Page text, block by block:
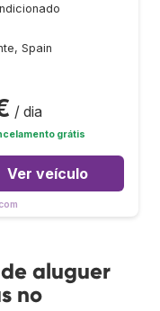
Spain
/ dia
grátis
Ver veículo
aluguer
no